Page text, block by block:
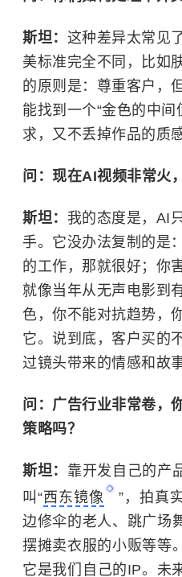
斯坦： 这种差异太常见
美标准完全不同，比如
的原则是：尊重客户，
能找到一个“金色的中
求，又不丢掉作品的质感
问：现在AI视频非常火
斯坦： 我的态度是，AI
手。它没办法复制的是
的工作，那就很好；你
就像当年从无声电影到
色，你不能对抗趋势，
它。说到底，客户买的
过镜头带来的情感和故事
问：广告行业非常卷，
策略吗？
斯坦：靠开发自己的产
叫“西东镜像
”，拍真
边修伞的老人、跳广场
摆摊卖衣服的小贩等等
它是我们自己的IP。未